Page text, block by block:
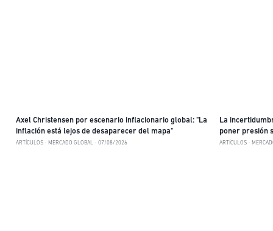
Axel Christensen por escenario inflacionario global: "La
inflación está lejos de desaparecer del mapa"
ARTÍCULOS MERCADO GLOBAL 07/08/2026
La
poner presión
ARTÍCULOS